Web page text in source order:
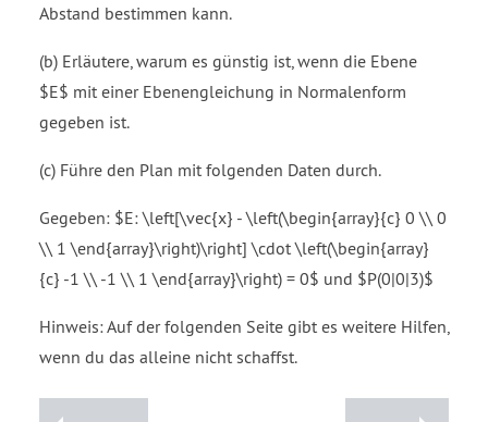
Abstand bestimmen kann.
(b) Erläutere, warum es günstig ist, wenn die Ebene
$E$ mit einer Ebenengleichung in Normalenform
gegeben ist.
(c) Führe den Plan mit folgenden Daten durch.
Gegeben: $E: \left[\vec{x} - \left(\begin{array}{c} 0 \\ 0
\\ 1 \end{array}\right)\right] \cdot \left(\begin{array}
{c} -1 \\ -1 \\ 1 \end{array}\right) = 0$ und $P(0|0|3)$
Hinweis: Auf der folgenden Seite gibt es weitere Hilfen,
wenn du das alleine nicht schaffst.